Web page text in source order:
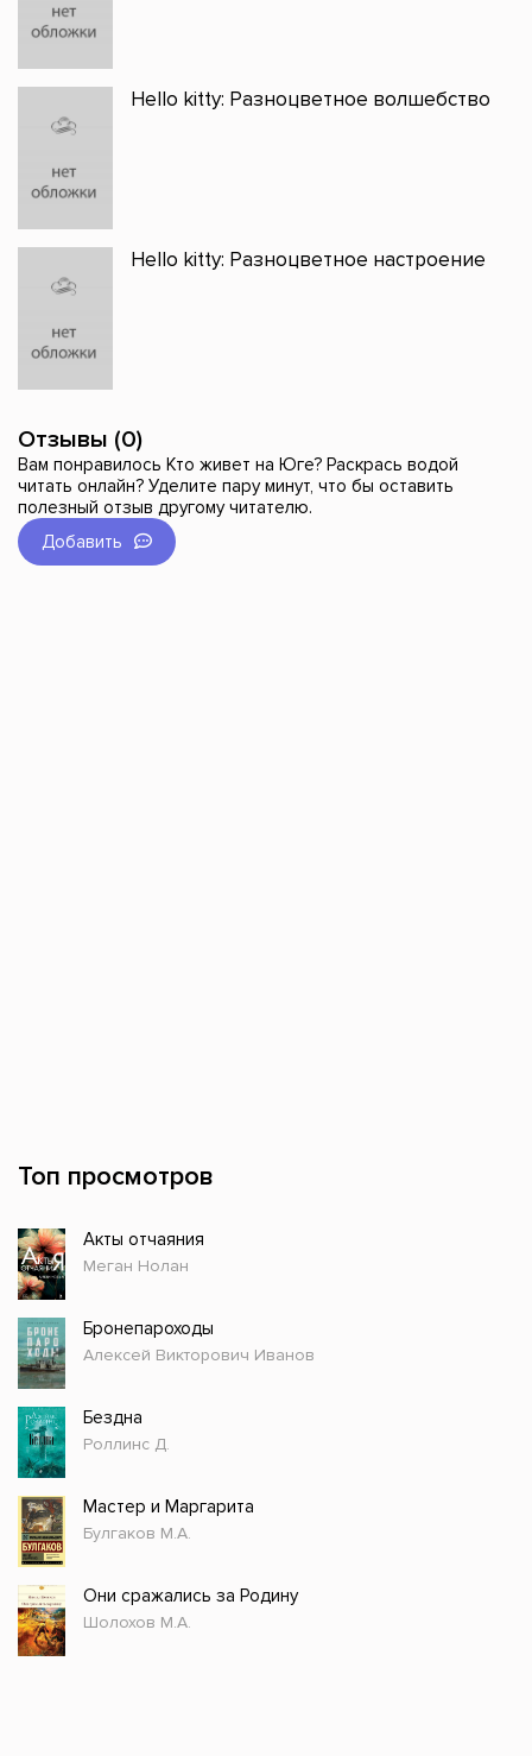
Hello kitty: Разноцветное волшебство
Hello kitty: Разноцветное настроение
Отзывы (0)
Вам понравилось Кто живет на Юге? Раскрась водой
читать онлайн? Уделите пару минут, что бы оставить
полезный отзыв другому читателю.
Добавить
Топ просмотров
Акты отчаяния
Меган Нолан
Бронепароходы
Алексей Викторович Иванов
Бездна
Роллинс Д.
Мастер и Маргарита
Булгаков М.А.
Они сражались за Родину
Шолохов М.А.